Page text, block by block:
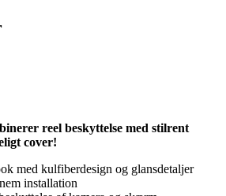
reel beskyttelse med stilrent
cover!
med kulfiberdesign og glansdetaljer
installation